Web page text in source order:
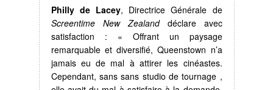
Philly de Lacey, Directrice Générale de
Screentime New Zealanddéclare avec
satisfaction : « Offrant un paysage
remarquable et diversifié, Queenstown n’a
jamais eu de mal à attirer les cinéastes.
Cependant, sans sans studio de tournage ,